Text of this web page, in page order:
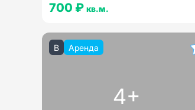
700 ₽ кв.м.
B Аренда
4+